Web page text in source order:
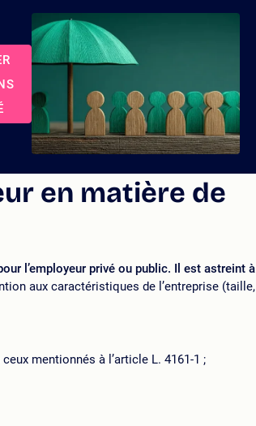
en matière de
l’employeur privé ou public. Il est astreint à
aux caractéristiques de l’entreprise (taille,
mentionnés à l’article L. 4161-1 ;